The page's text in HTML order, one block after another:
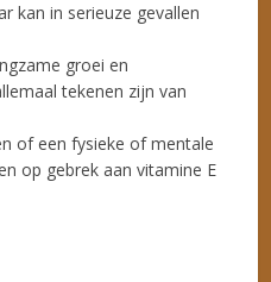
kan in serieuze gevallen
groei en
tekenen zijn van
of een fysieke of mentale
op gebrek aan vitamine E